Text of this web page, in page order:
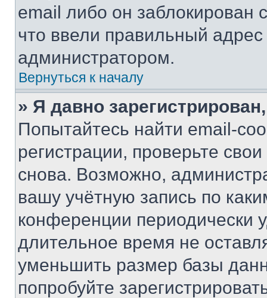
email либо он
что ввели правильный адрес
администратором.
Вернуться к началу
» Я давно
Попытайтесь найти email-
регистрации, проверьте
снова. Возможно,
вашу учётную запись по
конференции периодически
длительное время не
уменьшить размер базы
попробуйте